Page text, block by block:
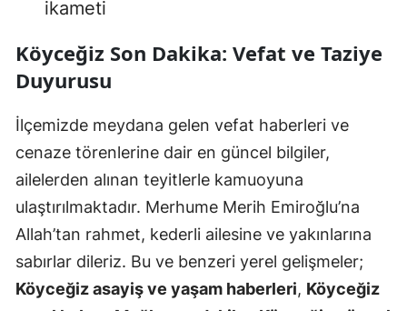
ikameti
Köyceğiz Son Dakika: Vefat ve Taziye
Duyurusu
İlçemizde meydana gelen vefat haberleri ve
cenaze törenlerine dair en güncel bilgiler,
ailelerden alınan teyitlerle kamuoyuna
ulaştırılmaktadır. Merhume Merih Emiroğlu’na
Allah’tan rahmet, kederli ailesine ve yakınlarına
sabırlar dileriz. Bu ve benzeri yerel gelişmeler;
Köyceğiz asayiş ve yaşam haberleri, Köyceğiz